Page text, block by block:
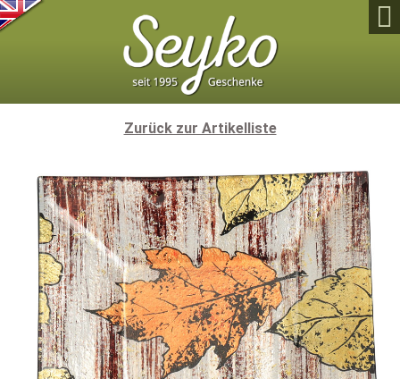

Zurück zur Artikelliste